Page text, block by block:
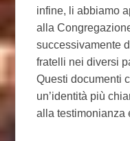
infine, li abbiamo
alla
successivamente
fratelli nei diversi
Questi documenti
un’identità più
alla testimonianza